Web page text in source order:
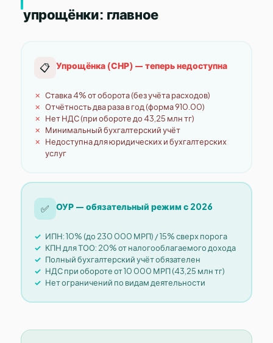
упрощёнки: главное
📋 Упрощёнка (СНР) — теперь недоступна
Ставка 4% от оборота (без учёта расходов)
Отчётность два раза в год (форма 910.00)
Нет НДС (при обороте до 43,25 млн тг)
Минимальный бухгалтерский учёт
Недоступна для юридических и бухгалтерских
услуг
✅ ОУР — обязательный режим с 2026
ИПН: 10% (до 230 000 МРП) / 15% сверх порога
КПН для ТОО: 20% от налогооблагаемого дохода
Полный бухгалтерский учёт обязателен
НДС при обороте от 10 000 МРП (43,25 млн тг)
Нет ограничений по видам деятельности